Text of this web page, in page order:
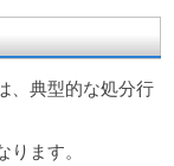
、典型的な処分行
ます。